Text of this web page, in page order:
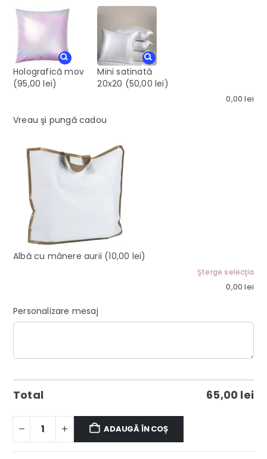
Holografică mov
(95,00 lei)
Mini satinată
20x20 (50,00 lei)
0,00lei
Vreau şi pungă cadou
Albă cu mânere aurii (10,00 lei)
Şterge selecţia
0,00lei
Personalizare mesaj
Total 65,00 lei
ADAUGĂ ÎN COȘ